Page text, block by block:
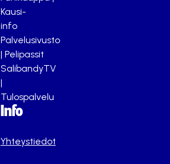
Kausi-
info
Palvelusivusto
| Pelipassit
SalibandyTV
|
Tulospalvelu
Info
Yhteystiedot